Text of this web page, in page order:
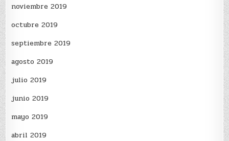
noviembre 2019
octubre 2019
septiembre 2019
agosto 2019
julio 2019
junio 2019
mayo 2019
abril 2019